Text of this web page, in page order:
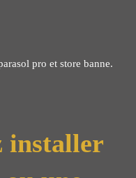
pro et store banne.
installer